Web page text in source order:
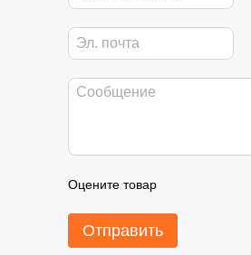
Оцените товар
Отправить